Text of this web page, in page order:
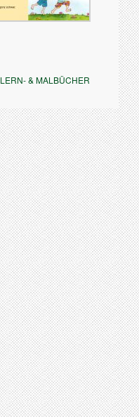
LERN- & MALBÜCHER